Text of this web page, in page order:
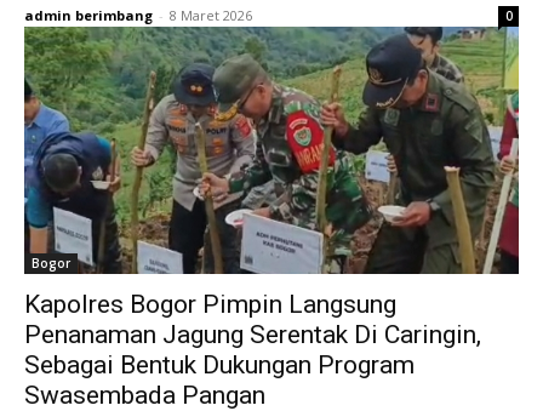
admin berimbang - 8 Maret 2026 0
Bogor
Kapolres Bogor Pimpin Langsung
Penanaman Jagung Serentak Di Caringin,
Sebagai Bentuk Dukungan Program
Swasembada Pangan